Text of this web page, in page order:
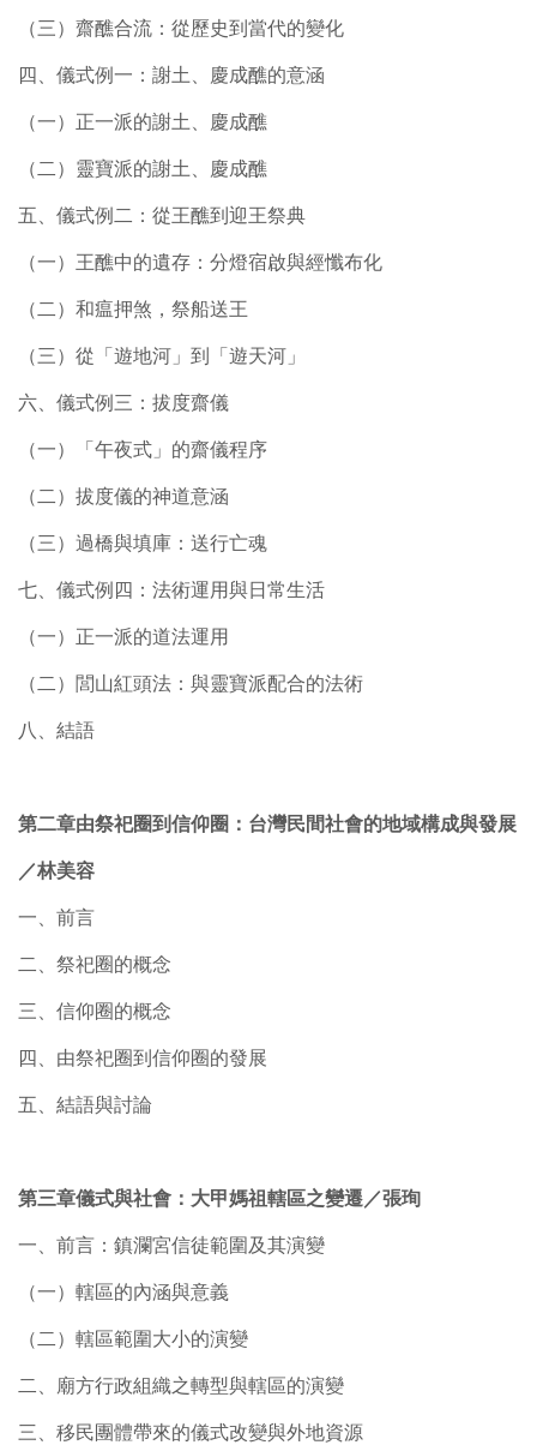
（三）齋醮合流：從歷史到當代的變化
四、儀式例一：謝土、慶成醮的意涵
（一）正一派的謝土、慶成醮
（二）靈寶派的謝土、慶成醮
五、儀式例二：從王醮到迎王祭典
（一）王醮中的遺存：分燈宿啟與經懺布化
（二）和瘟押煞，祭船送王
（三）從「遊地河」到「遊天河」
六、儀式例三：拔度齋儀
（一）「午夜式」的齋儀程序
（二）拔度儀的神道意涵
（三）過橋與填庫：送行亡魂
七、儀式例四：法術運用與日常生活
（一）正一派的道法運用
（二）閭山紅頭法：與靈寶派配合的法術
八、結語
第二章由祭祀圈到信仰圈：台灣民間社會的地域構成與發展
／林美容
一、前言
二、祭祀圈的概念
三、信仰圈的概念
四、由祭祀圈到信仰圈的發展
五、結語與討論
第三章儀式與社會：大甲媽祖轄區之變遷／張珣
一、前言：鎮瀾宮信徒範圍及其演變
（一）轄區的內涵與意義
（二）轄區範圍大小的演變
二、廟方行政組織之轉型與轄區的演變
三、移民團體帶來的儀式改變與外地資源